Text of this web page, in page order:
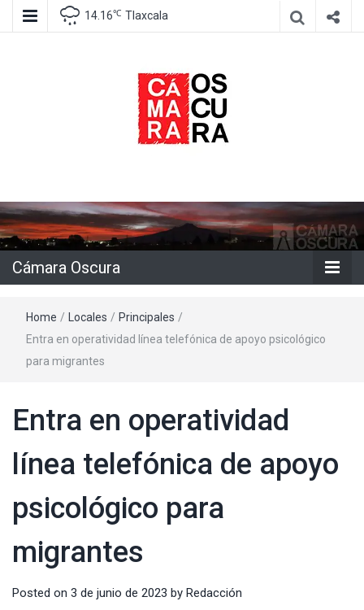
14.16℃ Tlaxcala
Cámara
Oscura
Cámara Oscura
Home / Locales / Principales /
Entra en operatividad línea telefónica de apoyo psicológico
para migrantes
Entra en operatividad
línea telefónica de apoyo
psicológico para
migrantes
Posted on 3 de junio de 2023 by Redacción